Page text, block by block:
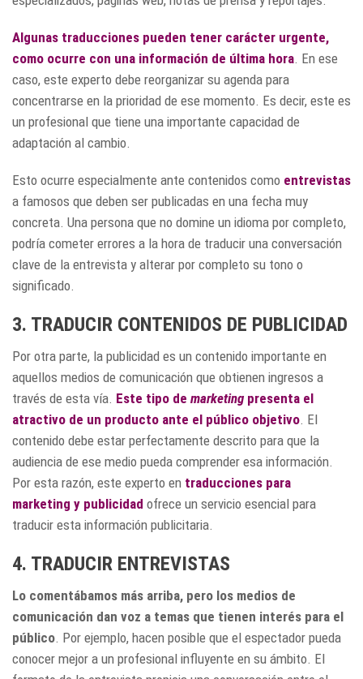
Algunas traducciones pueden tener carácter urgente,
como ocurre con una información de última hora. En ese
caso, este experto debe reorganizar su agenda para
concentrarse en la prioridad de ese momento. Es decir, este es
un profesional que tiene una importante capacidad de
adaptación al cambio.
Esto ocurre especialmente ante contenidos como entrevistas
a famosos que deben ser publicadas en una fecha muy
concreta. Una persona que no domine un idioma por completo,
podría cometer errores a la hora de traducir una conversación
clave de la entrevista y alterar por completo su tono o
significado.
3. TRADUCIR CONTENIDOS DE PUBLICIDAD
Por otra parte, la publicidad es un contenido importante en
aquellos medios de comunicación que obtienen ingresos a
través de esta vía. Este tipo de marketing presenta el
atractivo de un producto ante el público objetivo. El
contenido debe estar perfectamente descrito para que la
audiencia de ese medio pueda comprender esa información.
Por esta razón, este experto en traducciones para
marketing y publicidad ofrece un servicio esencial para
traducir esta información publicitaria.
4. TRADUCIR ENTREVISTAS
Lo comentábamos más arriba, pero los medios de
comunicación dan voz a temas que tienen interés para el
público. Por ejemplo, hacen posible que el espectador pueda
conocer mejor a un profesional influyente en su ámbito. El